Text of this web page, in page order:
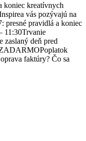
koniec kreatívnych
vás pozývajú na
presné pravidlá a koniec
11:30Trvanie
zaslaný deň pred
faktúry? Čo sa